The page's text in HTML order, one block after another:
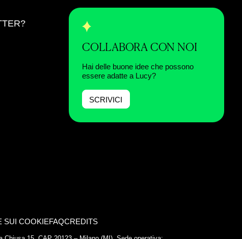
COLLABORA CON NOI
Hai delle buone idee che possono
essere adatte a Lucy?
SCRIVICI
SUI COOKIEFAQCREDITS